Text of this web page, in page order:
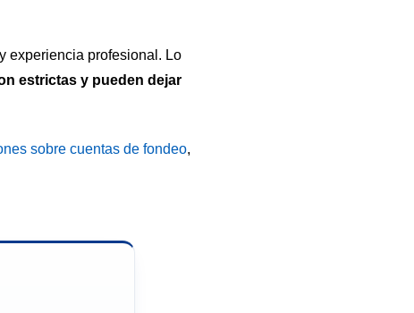
experiencia profesional. Lo
estrictas y pueden dejar
sobre cuentas de fondeo,